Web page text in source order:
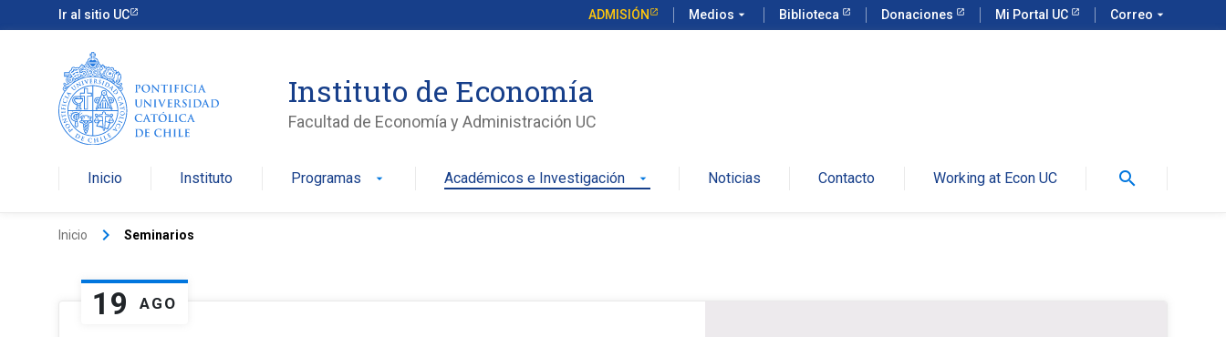
Ir al sitio UC ADMISIÓN Medios arrow_drop_down Biblioteca Donaciones Mi Portal UC Correo arrow_drop_down
Instituto de Economía
Facultad de Economía y Administración UC
Inicio Instituto Programas arrow_drop_down Académicos e Investigación arrow_drop_down Noticias Contacto Working at Econ UC search
Inicio keyboard_arrow_right Seminarios
19 AGO